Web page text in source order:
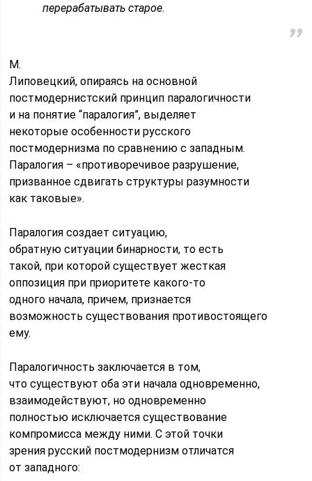
перерабатывать старое.
М.
Липовецкий, опираясь на основной
постмодернистский принцип паралогичности
и на понятие “паралогия”, выделяет
некоторые особенности русского
постмодернизма по сравнению с западным.
Паралогия – «противоречивое разрушение,
призванное сдвигать структуры разумности
как таковые».
Паралогия создает ситуацию,
обратную ситуации бинарности, то есть
такой, при которой существует жесткая
оппозиция при приоритете какого-то
одного начала, причем, признается
возможность существования противостоящего
ему.
Паралогичность заключается в том,
что существуют оба эти начала одновременно,
взаимодействуют, но одновременно
полностью исключается существование
компромисса между ними. С этой точки
зрения русский постмодернизм отличатся
от западного: